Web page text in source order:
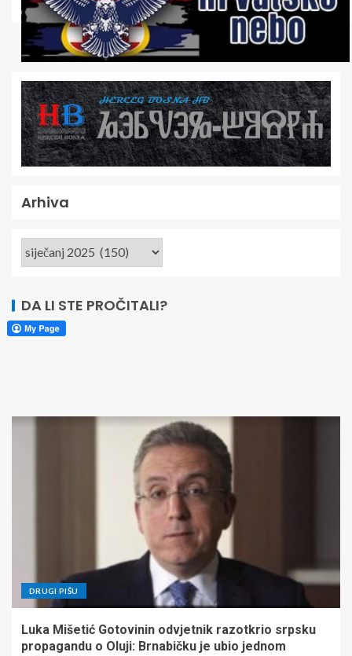
Arhiva
DA LI STE PROČITALI?
DRUGI PIŠU
Luka Mišetić Gotovinin odvjetnik razotkrio srpsku
propagandu o Oluji: Brnabičku je ubio jednom